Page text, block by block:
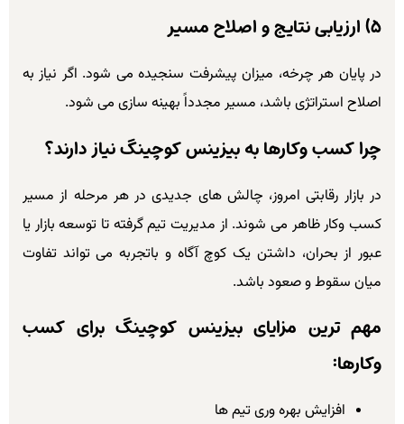
۵) ارزیابی نتایج و اصلاح مسیر
در پایان هر چرخه، میزان پیشرفت سنجیده می شود. اگر نیاز به
اصلاح استراتژی باشد، مسیر مجدداً بهینه سازی می شود.
چرا کسب وکارها به بیزینس کوچینگ نیاز دارند؟
در بازار رقابتی امروز، چالش های جدیدی در هر مرحله از مسیر
کسب وکار ظاهر می شوند. از مدیریت تیم گرفته تا توسعه بازار یا
عبور از بحران، داشتن یک کوچ آگاه و باتجربه می تواند تفاوت
میان سقوط و صعود باشد.
مهم ترین مزایای بیزینس کوچینگ برای کسب
وکارها:
افزایش بهره وری تیم ها